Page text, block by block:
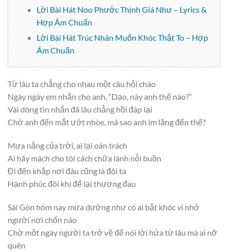
Lời Bài Hát Noo Phước Thịnh Giá Như – Lyrics &
Hợp Âm Chuẩn
Lời Bài Hát Trúc Nhân Muốn Khóc Thật To – Hợp
Âm Chuẩn
Từ lâu ta chẳng cho nhau một câu hỏi chào
Ngày ngày em nhắn cho anh, “Dạo, này anh thế nào?”
Vài dòng tin nhắn đã lâu chẳng hồi đáp lại
Chờ anh đến mắt ướt nhòe, mà sao anh im lặng đến thế?
Mưa nắng của trời, ai lại oán trách
Ai hãy mách cho tôi cách chữa lành nỗi buồn
Đi đến khắp nơi đâu cũng là đôi ta
Hạnh phúc đôi khi để lại thương đau
Sài Gòn hôm nay mưa dường như có ai bật khóc vì nhớ
người nơi chốn nào
Chờ một ngày người ta trở về để nói lời hứa từ lâu mà ai nỡ
quên